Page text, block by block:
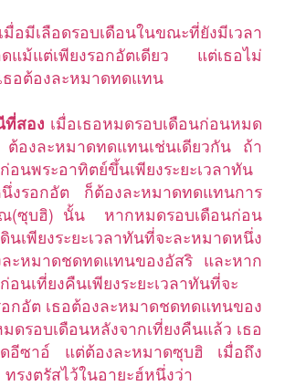
อมีเลือดรอบเดือนในขณะที่ยังมีเวลา
แม้แต่เพียงรอกอัตเดียว แต่เธอไม่
ธอต้องละหมาดทดแทน
สอง เมื่อเธอหมดรอบเดือนก่อนหมด
ต้องละหมาดทดแทนเช่นเดียวกัน ถ้า
อนพระอาทิตย์ขึ้นเพียงระยะเวลาทัน
งรอกอัต ก็ต้องละหมาดทดแทนการ
ณ(ซุบฮิ) นั้น หากหมดรอบเดือนก่อน
นเพียงระยะเวลาทันที่จะละหมาดหนึ่ง
ะหมาดชดทดแทนของอัสริ และหาก
นเที่ยงคืนเพียงระยะเวลาทันที่จะ
กอัต เธอต้องละหมาดชดทดแทนของ
รอบเดือนหลังจากเที่ยงคืนแล้ว เธอ
อีซาอ์ แต่ต้องละหมาดซุบฮิ เมื่อถึง
รงตรัสไว้ในอายะฮ์หนึ่งว่า